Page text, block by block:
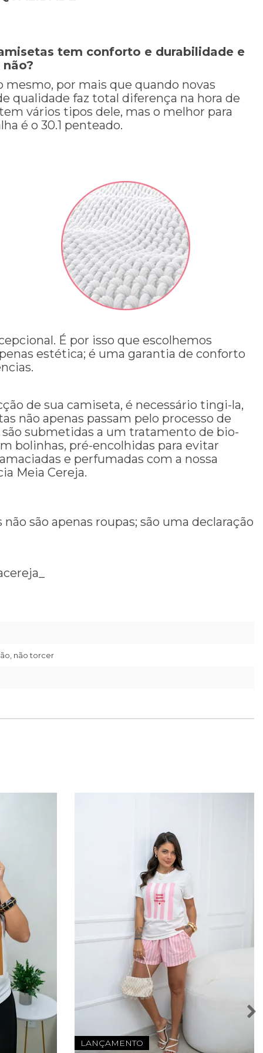
tem conforto e durabilidade e
mesmo, por mais que quando novas
qualidade faz total diferença na hora de
vários tipos dele, mas o melhor para
é o 30.1 penteado.
É por isso que escolhemos
estética; é uma garantia de conforto
de sua camiseta, é necessário tingi-la,
não apenas passam pelo processo de
submetidas a um tratamento de bio-
bolinhas, pré-encolhidas para evitar
e perfumadas com a nossa
Meia Cereja.
são apenas roupas; são uma declaração
não torcer
LANÇAMENTO